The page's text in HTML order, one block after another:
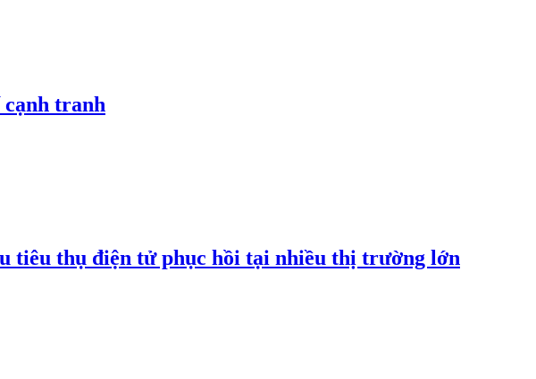
cạnh tranh
tiêu thụ điện tử phục hồi tại nhiều thị trường lớn